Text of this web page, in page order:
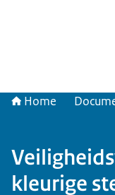
Home
kleurige